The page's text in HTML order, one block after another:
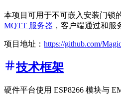
本项目可用于不可嵌入安装门锁
MQTT 服务器 ，客户端通过和服
项目地址： https://github.com/
技术框架
硬件平台使用 ESP8266 模块与